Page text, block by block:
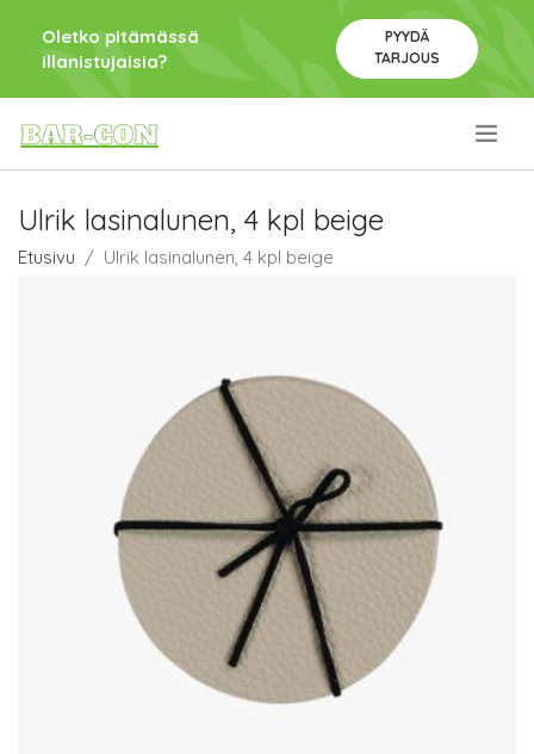
Oletko pitämässä
illanistujaisia?
PYYDÄ
TARJOUS
Ulrik lasinalunen, 4 kpl beige
Etusivu Ulrik lasinalunen, 4 kpl beige